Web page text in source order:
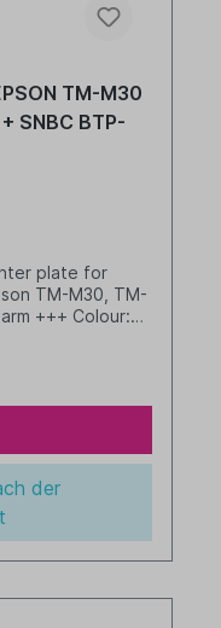
TM-M30
SNBC BTP-
plate for
TM-M30, TM-
+++ Colour:
der